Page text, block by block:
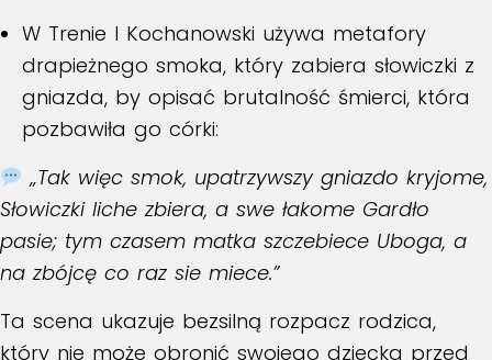
W Trenie I Kochanowski używa metafory
drapieżnego smoka, który zabiera słowiczki z
gniazda, by opisać brutalność śmierci, która
pozbawiła go córki:
„Tak więc smok, upatrzywszy gniazdo kryjome,
Słowiczki liche zbiera, a swe łakome Gardło
pasie; tym czasem matka szczebiece Uboga, a
na zbójcę co raz sie miece.”
Ta scena ukazuje bezsilną rozpacz rodzica,
który nie może obronić swojego dziecka przed